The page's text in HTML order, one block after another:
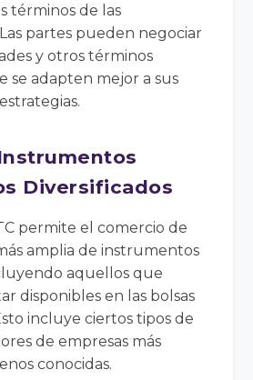
términos de las
partes pueden negociar
y otros términos
se adapten mejor a sus
Diversificados
permite el comercio de
amplia de instrumentos
aquellos que
disponibles en las bolsas
incluye ciertos tipos de
de empresas más
conocidas.